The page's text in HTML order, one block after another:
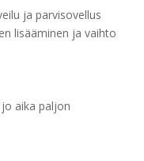
ja parvisovellus
lisääminen ja vaihto
aika paljon